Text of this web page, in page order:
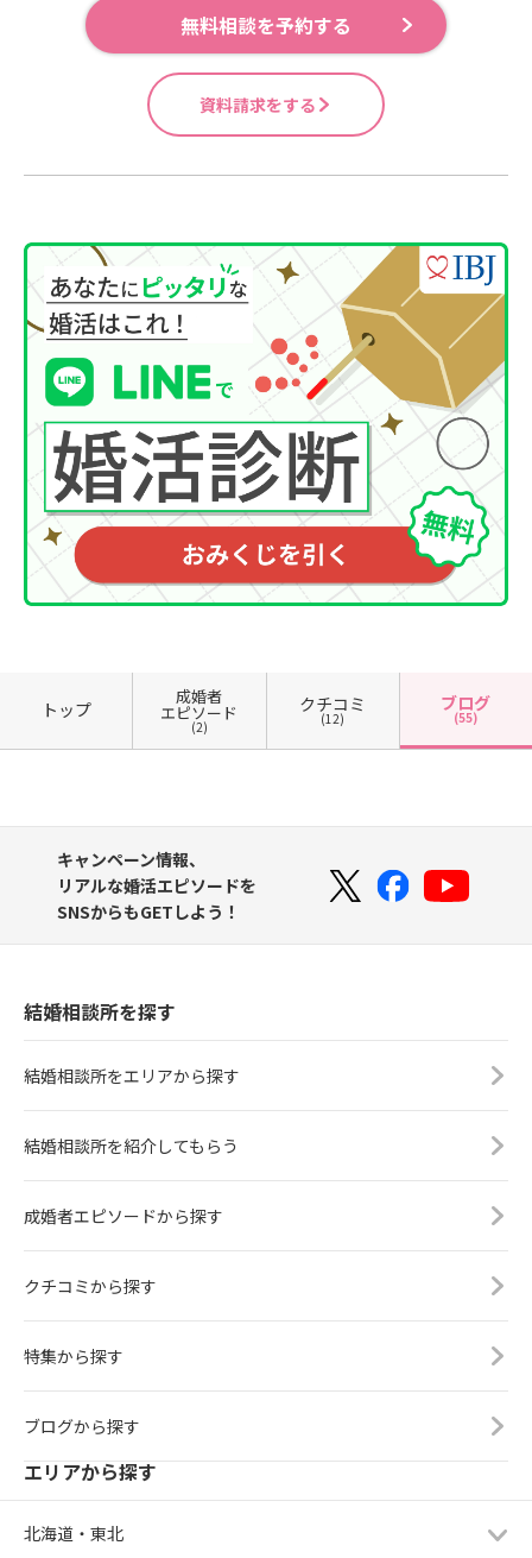
無料相談を予約する
資料請求をする
トップ
成婚者
エピソード
(2)
クチコミ
(12)
ブログ
(55)
キャンペーン情報、
リアルな婚活エピソードを
SNSからもGETしよう！
結婚相談所を探す
結婚相談所をエリアから探す
結婚相談所を紹介してもらう
成婚者エピソードから探す
クチコミから探す
特集から探す
ブログから探す
エリアから探す
北海道・東北